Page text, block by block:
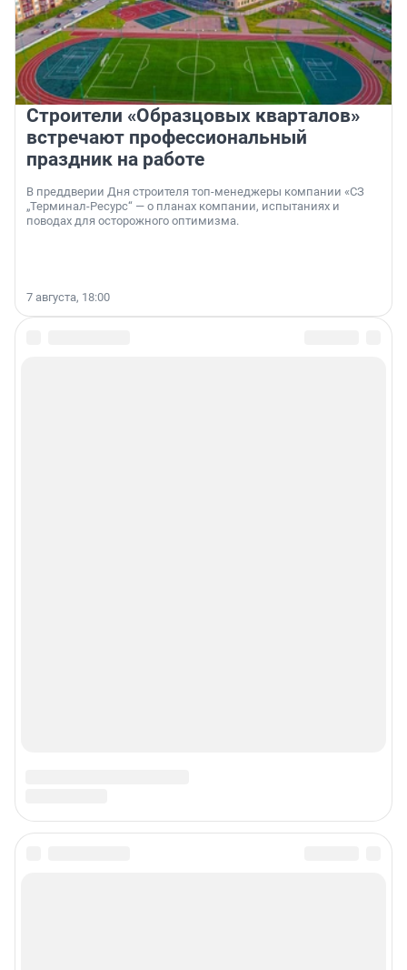
Строители «Образцовых кварталов»
встречают профессиональный
праздник на работе
В преддверии Дня строителя топ-менеджеры компании «СЗ
„Терминал-Ресурс“ — о планах компании, испытаниях и
поводах для осторожного оптимизма.
7 августа, 18:00